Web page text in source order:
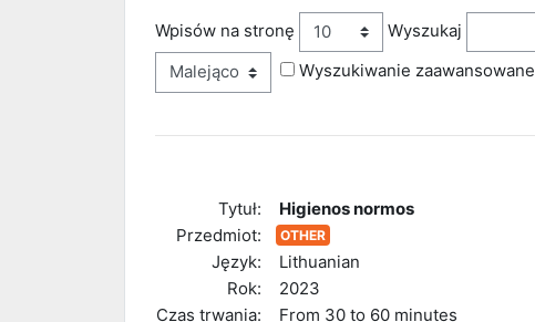
Wpisów na stronę Wyszukaj
Wyszukiwanie zaawansowane
Tytuł:
Higienos normos
Przedmiot:
OTHER
Język:
Lithuanian
Rok:
2023
Czas trwania:
From 30 to 60 minutes